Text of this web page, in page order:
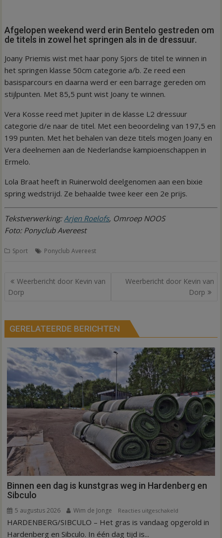
Afgelopen weekend werd erin Bentelo gestreden om
de titels in zowel het springen als in de dressuur.
Joany Priemis wist met haar pony Sjors de titel te winnen in
het springen klasse 50cm categorie a/b. Ze reed een
basisparcours en daarna werd er een barrage gereden om
stijlpunten. Met 85,5 punt wist Joany te winnen.
Vera Kosse reed met Jupiter in de klasse L2 dressuur
categorie d/e naar de titel. Met een beoordeling van 197,5 en
199 punten. Met het behalen van deze titels mogen Joany en
Vera deelnemen aan de Nederlandse kampioenschappen in
Ermelo.
Lola Braat heeft in Ruinerwold deelgenomen aan een bixie
spring wedstrijd. Ze behaalde twee keer een 2e prijs.
Tekstverwerking: Arjen Roelofs, Omroep NOOS
Foto: Ponyclub Avereest
Sport Ponyclub Avereest
Bericht
navigatie
Weerbericht door Kevin van
Dorp
Weerbericht door Kevin van
Dorp
GERELATEERDE BERICHTEN
Binnen een dag is kunstgras weg in Hardenberg en
Sibculo
5 augustus 2026 Wim de Jonge Reacties uitgeschakeld
Binnen
HARDENBERG/SIBCULO – Het gras is vandaag opgerold in
Hardenberg en Sibculo. In één dag tijd is...